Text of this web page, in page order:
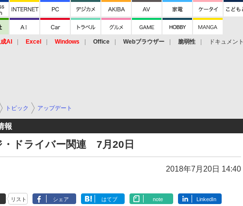
AI Excel Windows Office Webブラウザー 脆弱性 ドキュメント
トピック アップデート
報
・ドライバー関連 7月20日
2018年7月20日 14:40
リスト シェア はてブ note LinkedIn